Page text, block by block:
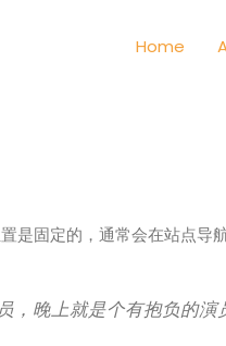
Home
是固定的，通常会在站点导
，晚上就是个有抱负的